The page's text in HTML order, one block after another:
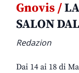
Gnovis /
SALON
Redazion
Dai 14 ai 18 di